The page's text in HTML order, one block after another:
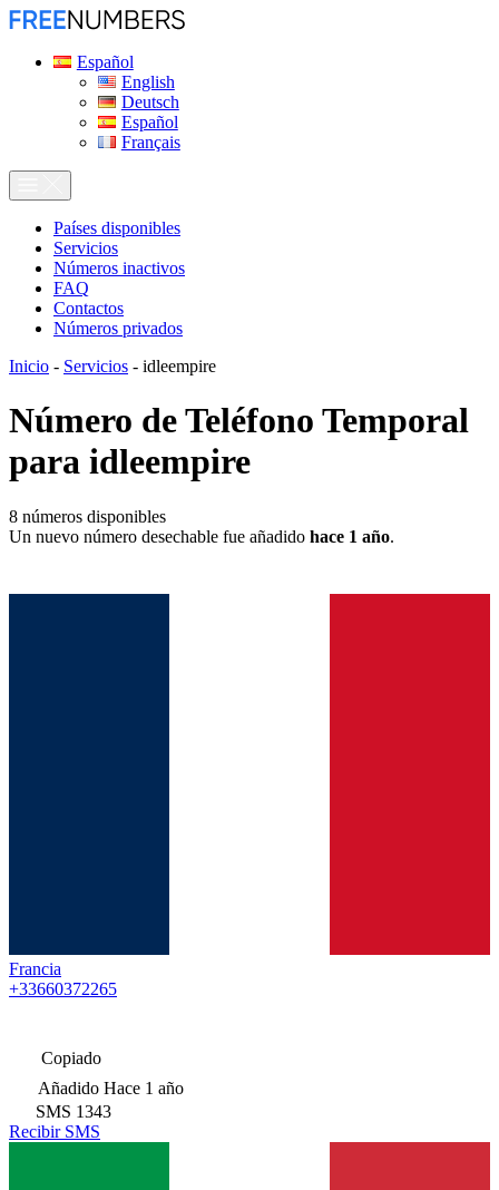
Español
English
Deutsch
Español
Français
Países disponibles
Servicios
Números inactivos
FAQ
Contactos
Números privados
Inicio - Servicios - idleempire
Número de Teléfono Temporal
para idleempire
8 números disponibles
Un nuevo número desechable fue añadido hace 1 año.
Francia
+33660372265
Copiado
Añadido Hace 1 año
SMS 1343
Recibir SMS